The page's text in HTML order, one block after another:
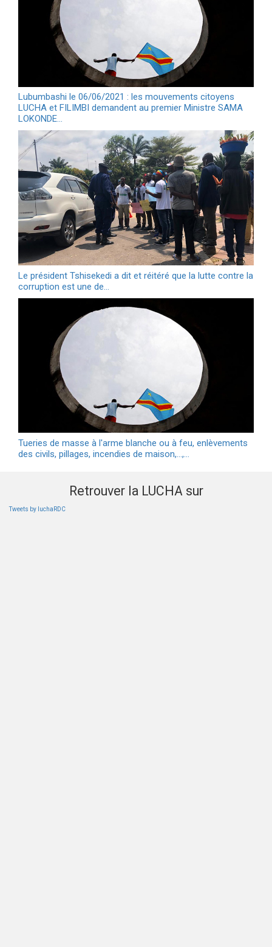
Lubumbashi le 06/06/2021 : les mouvements citoyens
LUCHA et FILIMBI demandent au premier Ministre SAMA
LOKONDE…
Le président Tshisekedi a dit et réitéré que la lutte contre la
corruption est une de…
Tueries de masse à l'arme blanche ou à feu, enlèvements
des civils, pillages, incendies de maison,...,…
Retrouver la LUCHA sur
Tweets by luchaRDC